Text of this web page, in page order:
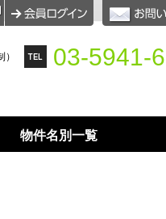
03-5941-
物件名別一覧